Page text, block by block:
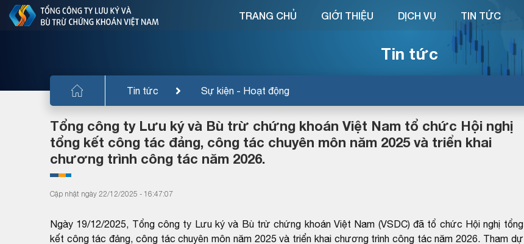
Tin tức
Tin tức Sự kiện - Hoạt động
TRANG CHỦ GIỚI THIỆU DỊCH VỤ TIN TỨC
Tổng công ty Lưu ký và Bù trừ chứng khoán Việt Nam tổ chức Hội nghị
tổng kết công tác đảng, công tác chuyên môn năm 2025 và triển khai
chương trình công tác năm 2026.
Cập nhật ngày 22/12/2025 - 16:47:07
Ngày 19/12/2025, Tổng công ty Lưu ký và Bù trừ chứng khoán Việt Nam (VSDC) đã tổ chức Hội nghị tổng
kết công tác đảng, công tác chuyên môn năm 2025 và triển khai chương trình công tác năm 2026. Tham dự